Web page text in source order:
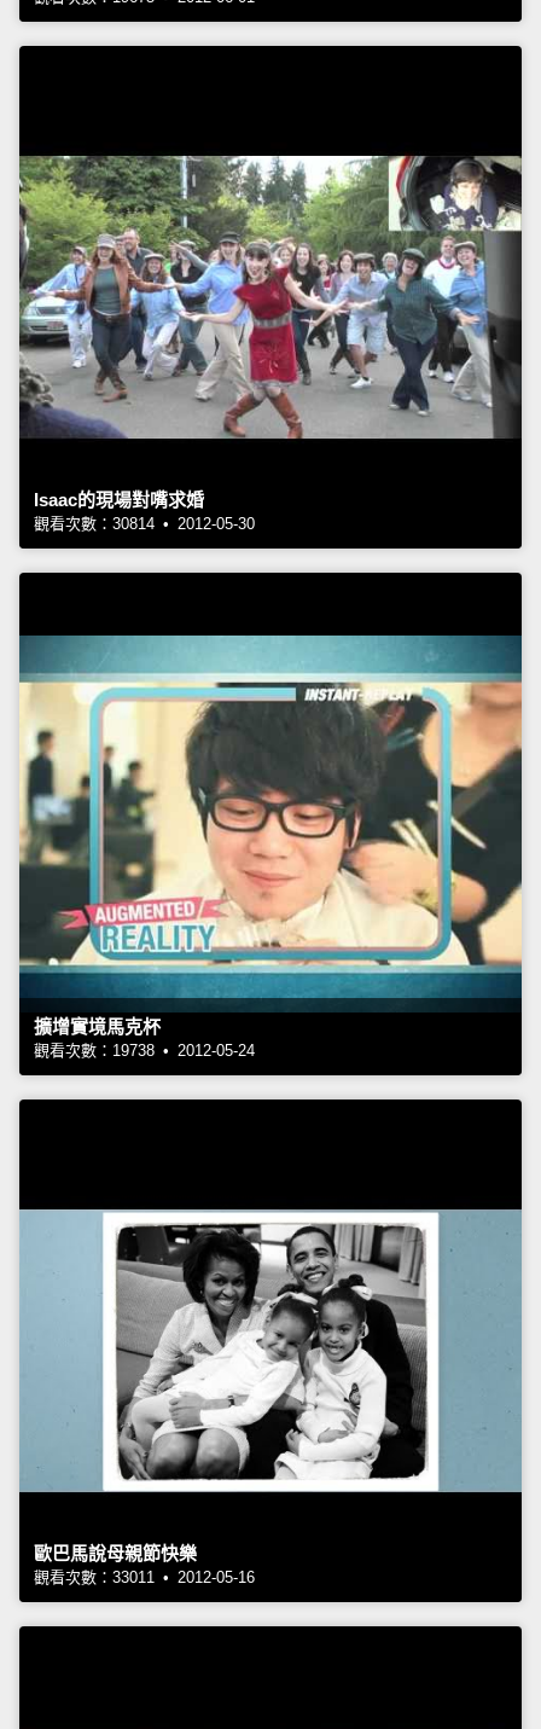
Isaac的現場對嘴求婚
觀看次數：30814 • 2012-05-30
擴增實境馬克杯
觀看次數：19738 • 2012-05-24
歐巴馬說母親節快樂
觀看次數：33011 • 2012-05-16